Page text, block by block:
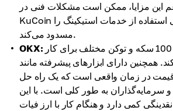
این مزایا، ممکن است مشکلات فنی در
KuCoin ظاهر شود که توانایی استفاده از خدمات استیکینگ را
مسدود می‌کند.
OKX:
همچنین دارای ابزارهای پیشرفته مانند
قیمت در زمان واقعی است که یک راه حل
سرمایه‌گذاران به طور کلی است. با این
کمی دارد و هنگام کار با ارز فیات